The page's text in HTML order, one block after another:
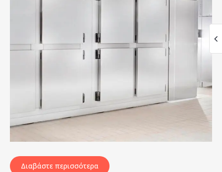
Διαβάστε περισσότερα